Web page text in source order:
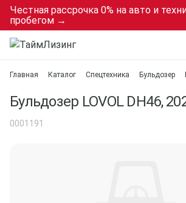
Честная рассрочка 0% на авто и
пробегом →
Главная Каталог Спецтехника Бульдозер
Бульдозер LOVOL DH46,
0001191